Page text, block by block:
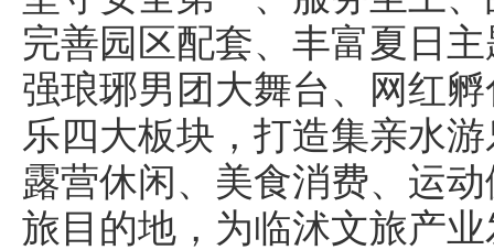
完善园区配套、丰富夏日
强琅琊男团大舞台、网红
乐四大板块，打造集亲水
露营休闲、美食消费、运
旅目的地，为临沭文旅产